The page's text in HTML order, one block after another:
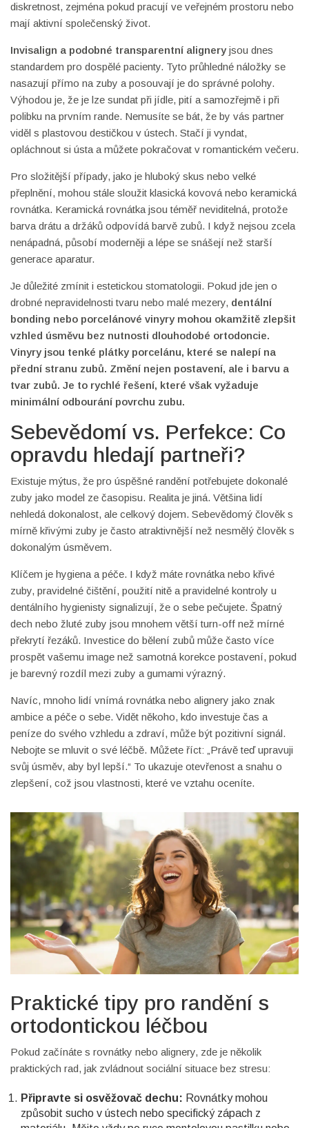
diskretnost, zejména pokud pracují ve veřejném prostoru nebo
mají aktivní společenský život.
Invisalign a podobné transparentní alignery jsou dnes
standardem pro dospělé pacienty. Tyto průhledné náložky se
nasazují přímo na zuby a posouvají je do správné polohy.
Výhodou je, že je lze sundat při jídle, pití a samozřejmě i při
polibku na prvním rande. Nemusíte se bát, že by vás partner
viděl s plastovou destičkou v ústech. Stačí ji vyndat,
opláchnout si ústa a můžete pokračovat v romantickém večeru.
Pro složitější případy, jako je hluboký skus nebo velké
přeplnění, mohou stále sloužit klasická kovová nebo keramická
rovnátka. Keramická rovnátka jsou téměř neviditelná, protože
barva drátu a držáků odpovídá barvě zubů. I když nejsou zcela
nenápadná, působí moderněji a lépe se snášejí než starší
generace aparatur.
Je důležité zmínit i estetickou stomatologii. Pokud jde jen o
drobné nepravidelnosti tvaru nebo malé mezery, dentální
bonding nebo porcelánové vinyry mohou okamžitě zlepšit
vzhled úsměvu bez nutnosti dlouhodobé ortodoncie.
Vinyry jsou tenké plátky porcelánu, které se nalepí na
přední stranu zubů. Změní nejen postavení, ale i barvu a
tvar zubů. Je to rychlé řešení, které však vyžaduje
minimální odbourání povrchu zubu.
Sebevědomí vs. Perfekce: Co
opravdu hledají partneři?
Existuje mýtus, že pro úspěšné randění potřebujete dokonalé
zuby jako model ze časopisu. Realita je jiná. Většina lidí
nehledá dokonalost, ale celkový dojem. Sebevědomý člověk s
mírně křivými zuby je často atraktivnější než nesmělý člověk s
dokonalým úsměvem.
Klíčem je hygiena a péče. I když máte rovnátka nebo křivé
zuby, pravidelné čištění, použití nitě a pravidelné kontroly u
dentálního hygienisty signalizují, že o sebe pečujete. Špatný
dech nebo žluté zuby jsou mnohem větší turn-off než mírné
překrytí řezáků. Investice do bělení zubů může často více
prospět vašemu image než samotná korekce postavení, pokud
je barevný rozdíl mezi zuby a gumami výrazný.
Navíc, mnoho lidí vnímá rovnátka nebo alignery jako znak
ambice a péče o sebe. Vidět někoho, kdo investuje čas a
peníze do svého vzhledu a zdraví, může být pozitivní signál.
Nebojte se mluvit o své léčbě. Můžete říct: „Právě teď upravuji
svůj úsměv, aby byl lepší.“ To ukazuje otevřenost a snahu o
zlepšení, což jsou vlastnosti, které ve vztahu oceníte.
Praktické tipy pro randění s
ortodontickou léčbou
Pokud začínáte s rovnátky nebo alignery, zde je několik
praktických rad, jak zvládnout sociální situace bez stresu:
Připravte si osvěžovač dechu: Rovnátky mohou
způsobit sucho v ústech nebo specifický zápach z